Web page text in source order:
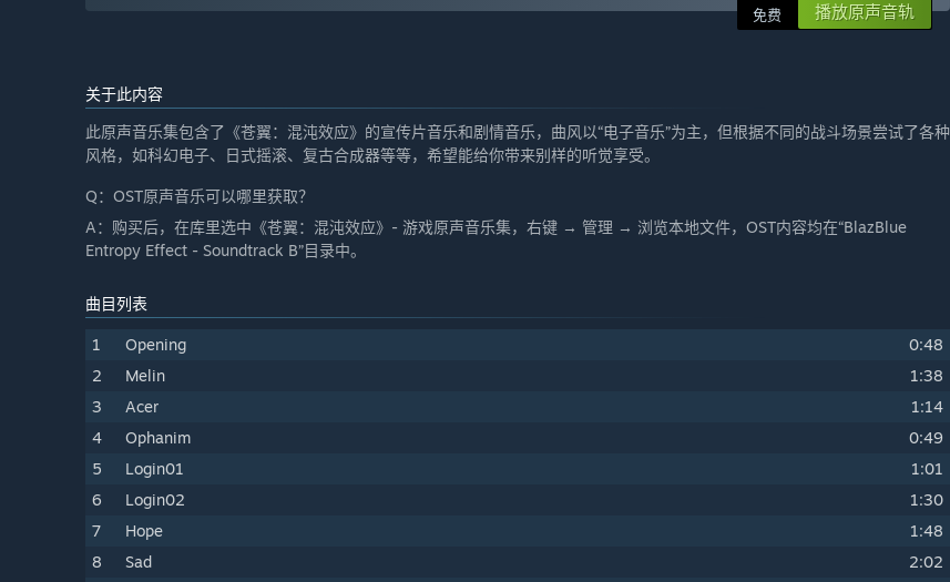
免费 播放原声音轨
关于此内容
此原声音乐集包含了《苍翼：混沌效应》的宣传片音乐和剧情音乐，曲风以“电子音乐”为主，但根据不同的战斗场景尝试了各种
风格，如科幻电子、日式摇滚、复古合成器等等，希望能给你带来别样的听觉享受。
Q：OST原声音乐可以哪里获取？
A：购买后，在库里选中《苍翼：混沌效应》- 游戏原声音乐集，右键 → 管理 → 浏览本地文件，OST内容均在“BlazBlue
Entropy Effect - Soundtrack B”目录中。
曲目列表
1 Opening
0:48
2
Melin
1:38
3
Acer
1:14
4
Ophanim
0:49
5
Login01
1:01
6
Login02
1:30
7
Hope
1:48
8
Sad
2:02